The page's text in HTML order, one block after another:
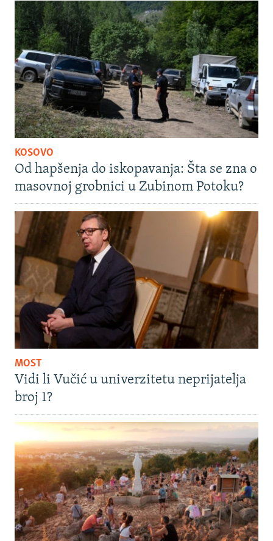
KOSOVO
Od hapšenja do iskopavanja: Šta se zna o
masovnoj grobnici u Zubinom Potoku?
MOST
Vidi li Vučić u univerzitetu neprijatelja
broj 1?